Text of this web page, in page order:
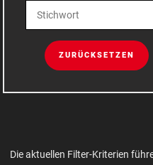
ZURÜCKSETZEN
Die aktuellen Filter-Kriterien